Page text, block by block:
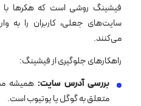
فیشینگ روشی است که هکرها با
سایت‌های جعلی، کاربران را به
می‌کنند.
راهکارهای جلوگیری از فیشینگ:
بررسی آدرس سایت:همیشه
متعلق به گوگل یا یوتیوب است.